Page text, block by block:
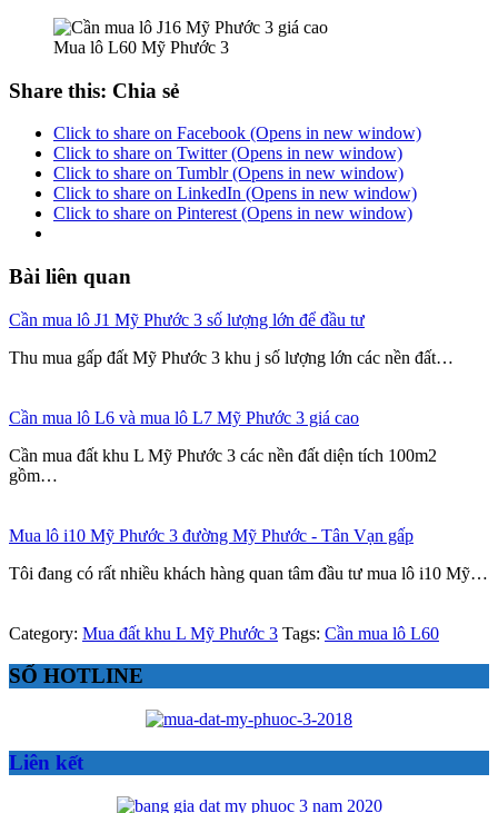
Mua lô L60 Mỹ Phước 3
Share this: Chia sẻ
Click to share on Facebook (Opens in new window)
Click to share on Twitter (Opens in new window)
Click to share on Tumblr (Opens in new window)
Click to share on LinkedIn (Opens in new window)
Click to share on Pinterest (Opens in new window)
Bài liên quan
Cần mua lô J1 Mỹ Phước 3 số lượng lớn để đầu tư
Thu mua gấp đất Mỹ Phước 3 khu j số lượng lớn các nền đất…
Cần mua lô L6 và mua lô L7 Mỹ Phước 3 giá cao
Cần mua đất khu L Mỹ Phước 3 các nền đất diện tích 100m2
gồm…
Mua lô i10 Mỹ Phước 3 đường Mỹ Phước - Tân Vạn gấp
Tôi đang có rất nhiều khách hàng quan tâm đầu tư mua lô i10 Mỹ…
Category: Mua đất khu L Mỹ Phước 3 Tags: Cần mua lô L60
Primary
SỐ HOTLINE
Liên kết